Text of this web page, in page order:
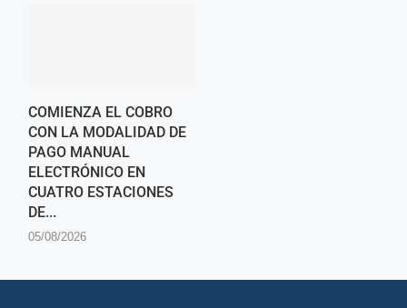
COMIENZA EL COBRO
CON LA MODALIDAD DE
PAGO MANUAL
ELECTRÓNICO EN
CUATRO ESTACIONES
DE...
05/08/2026